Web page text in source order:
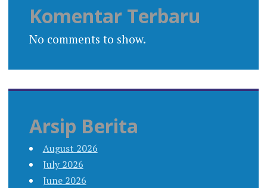
Komentar Terbaru
No comments to show.
Arsip Berita
August 2026
July 2026
June 2026